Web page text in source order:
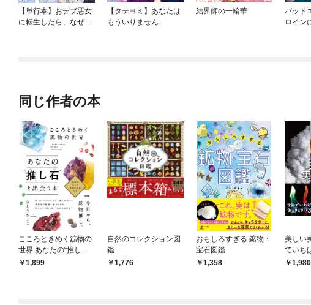
【単行本】おデブ悪女
に転生したら、なぜか
【タテヨミ】あなたは
もういりません
結界師の一輪華
バッド
ロイン
同じ作者の本
こころときめく鉱物の
世界 あなたの“推し
石”と出会う本（大和出
1,899
自然のコレクション図
鑑
1,776
おもしろすぎる 鉱物・
宝石図鑑
1,358
美しい
でいち
実験たち
1,980